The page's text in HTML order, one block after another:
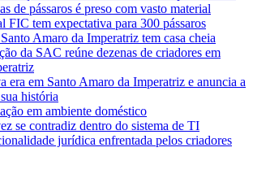
de pássaros é preso com vasto material
FIC tem expectativa para 300 pássaros
Amaro da Imperatriz tem casa cheia
da SAC reúne dezenas de criadores em
era em Santo Amaro da Imperatriz e anuncia a
história
em ambiente doméstico
se contradiz dentro do sistema de TI
jurídica enfrentada pelos criadores